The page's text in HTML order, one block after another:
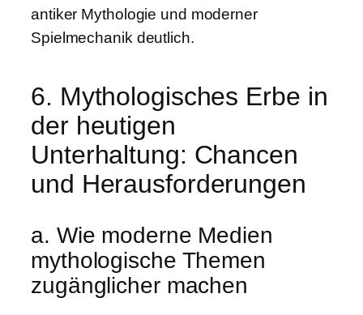
antiker Mythologie und moderner
Spielmechanik deutlich.
6. Mythologisches Erbe in
der heutigen
Unterhaltung: Chancen
und Herausforderungen
a. Wie moderne Medien
mythologische Themen
zugänglicher machen